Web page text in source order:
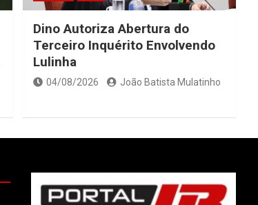
Dino Autoriza Abertura do
Terceiro Inquérito Envolvendo
Lulinha
04/08/2026 João Batista Mulatinho